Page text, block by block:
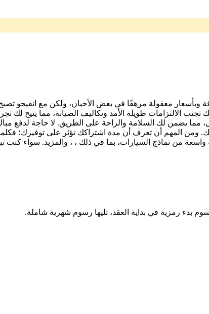
وبأسعار معقولة مرهقًا في بعض الأحيان، ولكن مع انفيجو
تجنب الالتزامات طويلة الأمد وتكاليف الصيانة، مما يتيح لك
مما يضمن لك السلامة والراحة على الطريق. لا حاجة لدفع
ومن المهم أن تعرف أن مدة اشتراكك تؤثر على توفيرك؛
بدء رمزية في بداية العقد، تليها رسوم شهرية شاملة.